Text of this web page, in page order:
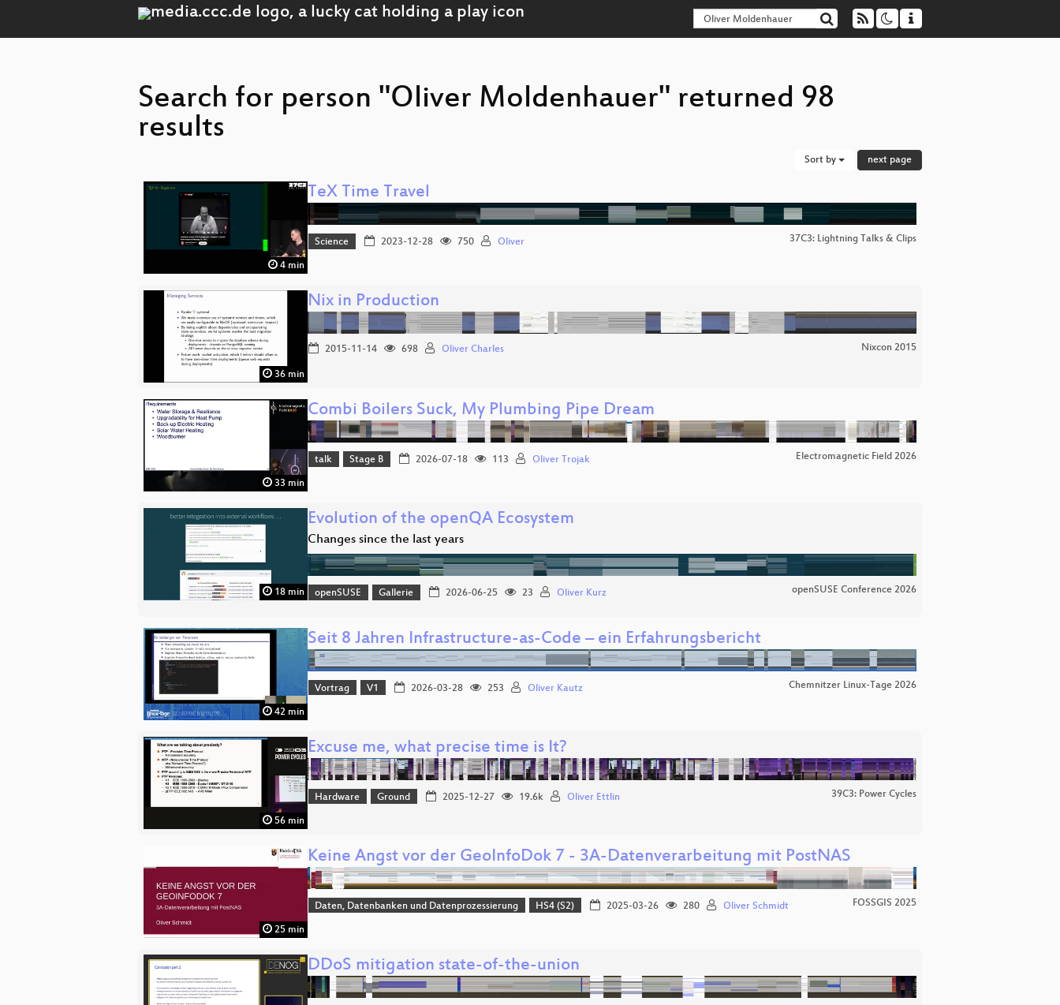
Search for person "Oliver Moldenhauer" returned 98
results
Sort by next page
4 min
TeX Time Travel
Science 2023-12-28 750 Oliver 37C3: Lightning Talks & Clips
36 min
Nix in Production
2015-11-14 698 Oliver Charles Nixcon 2015
33 min
Combi Boilers Suck, My Plumbing Pipe Dream
talk Stage B 2026-07-18 113 Oliver Trojak Electromagnetic Field 2026
18 min
Evolution of the openQA Ecosystem
Changes since the last years
openSUSE Gallerie 2026-06-25 23 Oliver Kurz openSUSE Conference 2026
42 min
Seit 8 Jahren Infrastructure-as-Code – ein Erfahrungsbericht
Vortrag V1 2026-03-28 253 Oliver Kautz Chemnitzer Linux-Tage 2026
56 min
Excuse me, what precise time is It?
Hardware Ground 2025-12-27 19.6k Oliver Ettlin 39C3: Power Cycles
25 min
Keine Angst vor der GeoInfoDok 7 - 3A-Datenverarbeitung mit PostNAS
Daten, Datenbanken und Datenprozessierung HS4 (S2) 2025-03-26 280 Oliver Schmidt FOSSGIS 2025
DDoS mitigation state-of-the-union